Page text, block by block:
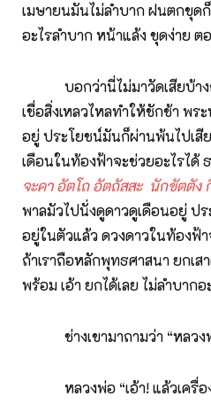
เมษายนมันไม่ลำบาก ฝนตกขุด
อะไรลำบาก หน้าแล้ง ขุดง่าย
บอกว่านี่ไม่มาวัดเสียบ้าง
เชื่อสิ่งเหลวไหลทำให้ชักช้า พ
อยู่ ประโยชน์มันก็ผ่านพ้นไปเสี
เดือนในท้องฟ้าจะช่วยอะไรได้
จะคา อัตโถ อัตถัสสะ นักขัตตัง
พาลมัวไปนั่งดูดาวดูเดือนอยู่ ป
อยู่ในตัวแล้ว ดวงดาวในท้องฟ้
ถ้าเราถือหลักพุทธศาสนา ยกเ
พร้อม เอ้า ยกได้เลย ไม่ลำบาก
ช่างเขามาถามว่า “หลวงพ่
หลวงพ่อ “เอ้า! แล้วเครื่อ